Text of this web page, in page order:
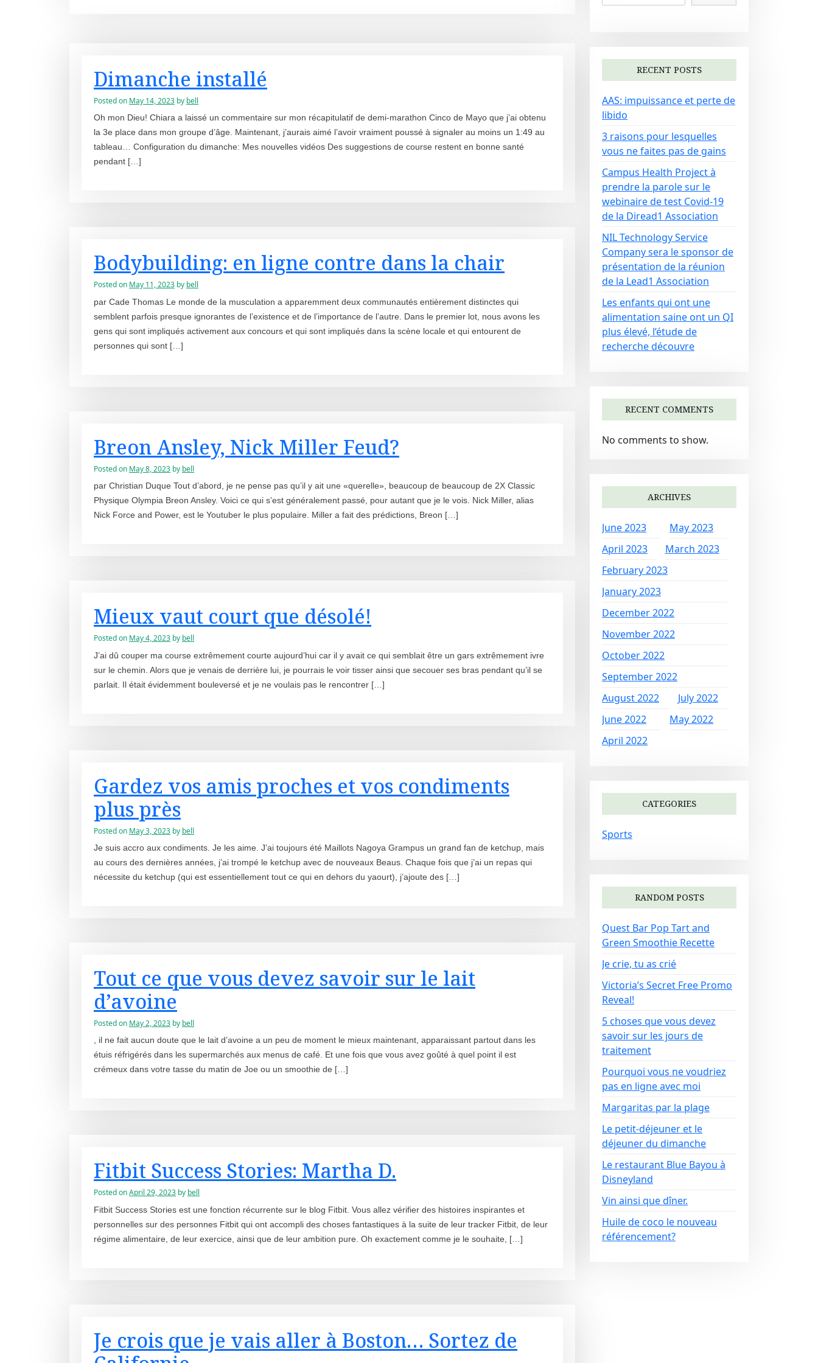
Dimanche installé
Posted on May 14, 2023 by bell
Oh mon Dieu! Chiara a laissé un commentaire sur mon récapitulatif de demi-marathon Cinco de Mayo que j’ai obtenu
la 3e place dans mon groupe d’âge. Maintenant, j’aurais aimé l’avoir vraiment poussé à signaler au moins un 1:49 au
tableau… Configuration du dimanche: Mes nouvelles vidéos Des suggestions de course restent en bonne santé
pendant […]
Bodybuilding: en ligne contre dans la chair
Posted on May 11, 2023 by bell
par Cade Thomas Le monde de la musculation a apparemment deux communautés entièrement distinctes qui
semblent parfois presque ignorantes de l’existence et de l’importance de l’autre. Dans le premier lot, nous avons les
gens qui sont impliqués activement aux concours et qui sont impliqués dans la scène locale et qui entourent de
personnes qui sont […]
Breon Ansley, Nick Miller Feud?
Posted on May 8, 2023 by bell
par Christian Duque Tout d’abord, je ne pense pas qu’il y ait une «querelle», beaucoup de beaucoup de 2X Classic
Physique Olympia Breon Ansley. Voici ce qui s’est généralement passé, pour autant que je le vois. Nick Miller, alias
Nick Force and Power, est le Youtuber le plus populaire. Miller a fait des prédictions, Breon […]
Mieux vaut court que désolé!
Posted on May 4, 2023 by bell
J’ai dû couper ma course extrêmement courte aujourd’hui car il y avait ce qui semblait être un gars extrêmement ivre
sur le chemin. Alors que je venais de derrière lui, je pourrais le voir tisser ainsi que secouer ses bras pendant qu’il se
parlait. Il était évidemment bouleversé et je ne voulais pas le rencontrer […]
Gardez vos amis proches et vos condiments
plus près
Posted on May 3, 2023 by bell
Je suis accro aux condiments. Je les aime. J’ai toujours été Maillots Nagoya Grampus un grand fan de ketchup, mais
au cours des dernières années, j’ai trompé le ketchup avec de nouveaux Beaus. Chaque fois que j’ai un repas qui
nécessite du ketchup (qui est essentiellement tout ce qui en dehors du yaourt), j’ajoute des […]
Tout ce que vous devez savoir sur le lait
d’avoine
Posted on May 2, 2023 by bell
, il ne fait aucun doute que le lait d’avoine a un peu de moment le mieux maintenant, apparaissant partout dans les
étuis réfrigérés dans les supermarchés aux menus de café. Et une fois que vous avez goûté à quel point il est
crémeux dans votre tasse du matin de Joe ou un smoothie de […]
Fitbit Success Stories: Martha D.
Posted onApril 29, 2023 by bell
Fitbit Success Stories est une fonction récurrente sur le blog Fitbit. Vous allez vérifier des histoires inspirantes et
personnelles sur des personnes Fitbit qui ont accompli des choses fantastiques à la suite de leur tracker Fitbit, de leur
régime alimentaire, de leur exercice, ainsi que de leur ambition pure. Oh exactement comme je le souhaite, […]
Je crois que je vais aller à Boston… Sortez de
RECENT POSTS
AAS: impuissance et perte de
libido
3 raisons pour lesquelles
vous ne faites pas de gains
Campus Health Project à
prendre la parole sur le
webinaire de test Covid-19
de la Diread1 Association
NIL Technology Service
Company sera le sponsor de
présentation de la réunion
de la Lead1 Association
Les enfants qui ont une
alimentation saine ont un QI
plus élevé, l’étude de
recherche découvre
RECENT COMMENTS
No comments to show.
ARCHIVES
June 2023
May 2023
April 2023
March 2023
February 2023
January 2023
December 2022
November 2022
October 2022
September 2022
August 2022
July 2022
June 2022
May 2022
April 2022
CATEGORIES
Sports
RANDOM POSTS
Quest Bar Pop Tart and
Green Smoothie Recette
Je crie, tu as crié
Victoria’s Secret Free Promo
Reveal!
5 choses que vous devez
savoir sur les jours de
traitement
Pourquoi vous ne voudriez
pas en ligne avec moi
Margaritas par la plage
Le petit-déjeuner et le
déjeuner du dimanche
Le restaurant Blue Bayou à
Disneyland
Vin ainsi que dîner.
Huile de coco le nouveau
référencement?